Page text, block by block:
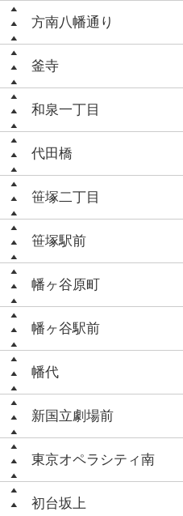
方南八幡通り
釜寺
和泉一丁目
代田橋
笹塚二丁目
笹塚駅前
幡ヶ谷原町
幡ヶ谷駅前
幡代
新国立劇場前
東京オペラシティ南
初台坂上